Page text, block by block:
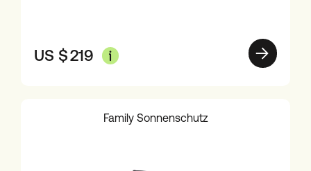
US $219
Family Sonnenschutz